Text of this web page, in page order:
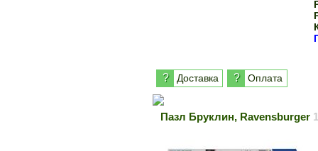
? Доставка ? Оплата
Пазл Бруклин, Ravensburger